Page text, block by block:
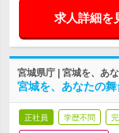
求人詳細を
宮城県庁 | 宮城を、あ
宮城を、あなたの舞
正社員 学歴不問